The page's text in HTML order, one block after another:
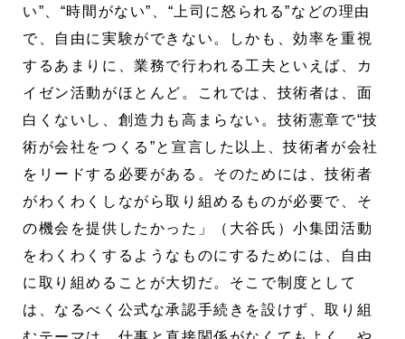
い”、“時間がない”、“上司に怒られる”などの理由
で、自由に実験ができない。しかも、効率を重視
するあまりに、業務で行われる工夫といえば、カ
イゼン活動がほとんど。これでは、技術者は、面
白くないし、創造力も高まらない。技術憲章で“技
術が会社をつくる”と宣言した以上、技術者が会社
をリードする必要がある。そのためには、技術者
がわくわくしながら取り組めるものが必要で、そ
の機会を提供したかった」（大谷氏）小集団活動
をわくわくするようなものにするためには、自由
に取り組めることが大切だ。そこで制度として
は、なるべく公式な承認手続きを設けず、取り組